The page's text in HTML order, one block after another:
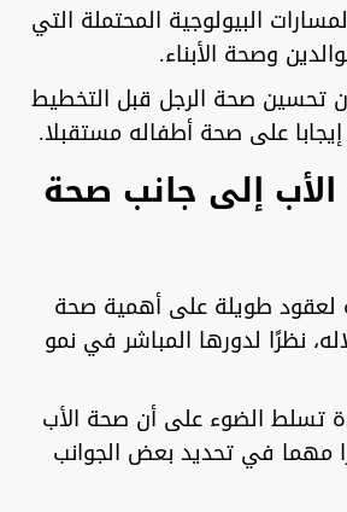
البيولوجية المحتملة التي
وصحة الأبناء.
تحسين صحة الرجل قبل التخطيط
على صحة أطفاله مستقبلا.
إلى جانب صحة
لعقود طويلة على أهمية صحة
نظرًا لدورها المباشر في نمو
تسلط الضوء على أن صحة الأب
مهما في تحديد بعض الجوانب